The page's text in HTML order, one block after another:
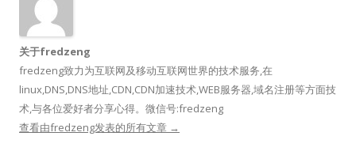
关于fredzeng
fredzeng致力为互联网及移动互联网世界的技术服务,在
linux,DNS,DNS地址,CDN,CDN加速技术,WEB服务器,域名注册等方面技
术,与各位爱好者分享心得。微信号:fredzeng
查看由fredzeng发表的所有文章 →